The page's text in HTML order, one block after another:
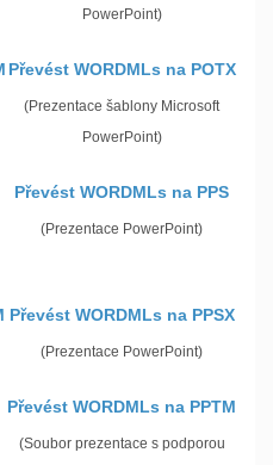
PowerPoint)
Převést WORDMLs na POTX
(Prezentace šablony Microsoft
PowerPoint)
Převést WORDMLs na PPS
(Prezentace PowerPoint)
Převést WORDMLs na PPSX
(Prezentace PowerPoint)
Převést WORDMLs na PPTM
(Soubor prezentace s podporou